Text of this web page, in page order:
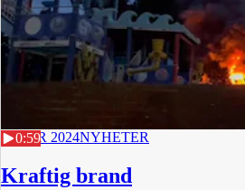
0:59
28 APR 2024NYHETER
Kraftig brand